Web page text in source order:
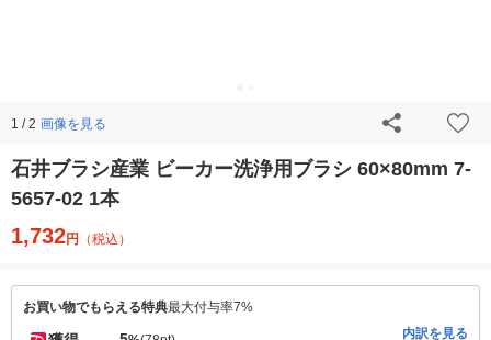
1 / 2 画像を見る
石井ブラシ産業 ビーカー洗浄用ブラシ 60×80mm 7-
5657-02 1本
1,732円 （税込）
お買い物でもらえる特典最大付与率7%
内訳を見る